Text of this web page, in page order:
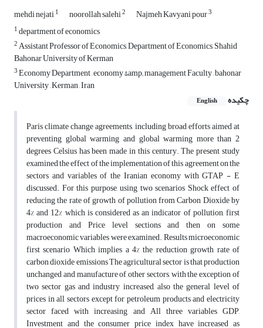
mehdi nejati1 noorollah salehi2 Najmeh Kavyani pour3
1department of economics
2Assistant Professor of Economics, Department of Economics, Shahid
Bahonar University of Kerman
3Economy Department , economy &amp; management Faculty , bahonar
University , Kerman , Iran
چکیده
English
Paris climate change agreements, including broad efforts aimed at
preventing global warming and global warming more than 2
degrees Celsius has been made in this century. The present study
examined the effect of the implementation of this agreement on the
sectors and variables of the Iranian economy with GTAP - E
discussed. For this purpose, using two scenarios Shock effect of
reducing the rate of growth of pollution from Carbon Dioxide by
4% and 12% which is considered as an indicator of pollution, first
production and Price level sections and then on some
macroeconomic variables were examined. Results microeconomic
first scenario Which implies a 4% the reduction growth rate of
carbon dioxide emissions The agricultural sector is that production
unchanged and manufacture of other sectors, with the exception of
two sector gas and industry increased, also the general level of
prices in all sectors except for petroleum products and electricity
sector faced with increasing and All three variables GDP,
Investment and the consumer price index have increased as